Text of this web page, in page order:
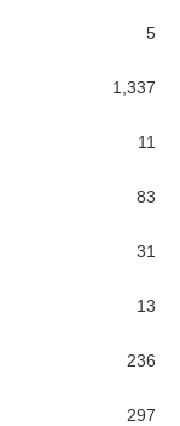
5
1,337
11
83
31
13
236
297